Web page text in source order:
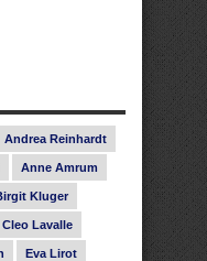
Andrea Reinhardt
Anne Amrum
Kluger
Cleo Lavalle
Eva Lirot